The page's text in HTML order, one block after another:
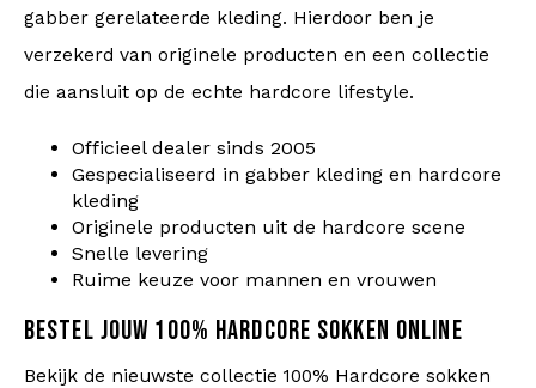
gabber gerelateerde kleding. Hierdoor ben je
verzekerd van originele producten en een collectie
die aansluit op de echte hardcore lifestyle.
Officieel dealer sinds 2005
Gespecialiseerd in gabber kleding en hardcore
kleding
Originele producten uit de hardcore scene
Snelle levering
Ruime keuze voor mannen en vrouwen
BESTEL JOUW 100% HARDCORE SOKKEN ONLINE
Bekijk de nieuwste collectie 100% Hardcore sokken